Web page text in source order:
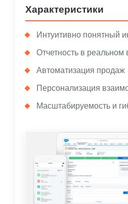
Характеристики
Интуитивно понятный
Отчетность в реальном
Автоматизация продаж
Персонализация
Масштабируемость и